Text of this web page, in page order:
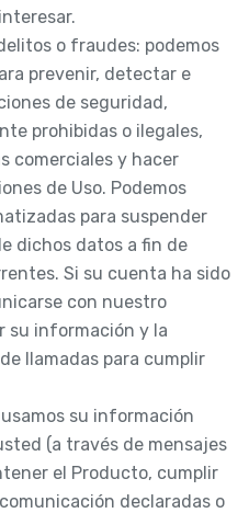
o fraudes: podemos
prevenir, detectar e
de seguridad,
prohibidas o ilegales,
comerciales y hacer
de Uso. Podemos
para suspender
dichos datos a fin de
Si su cuenta ha sido
con nuestro
su información y la
llamadas para cumplir
su información
(a través de mensajes
el Producto, cumplir
declaradas o